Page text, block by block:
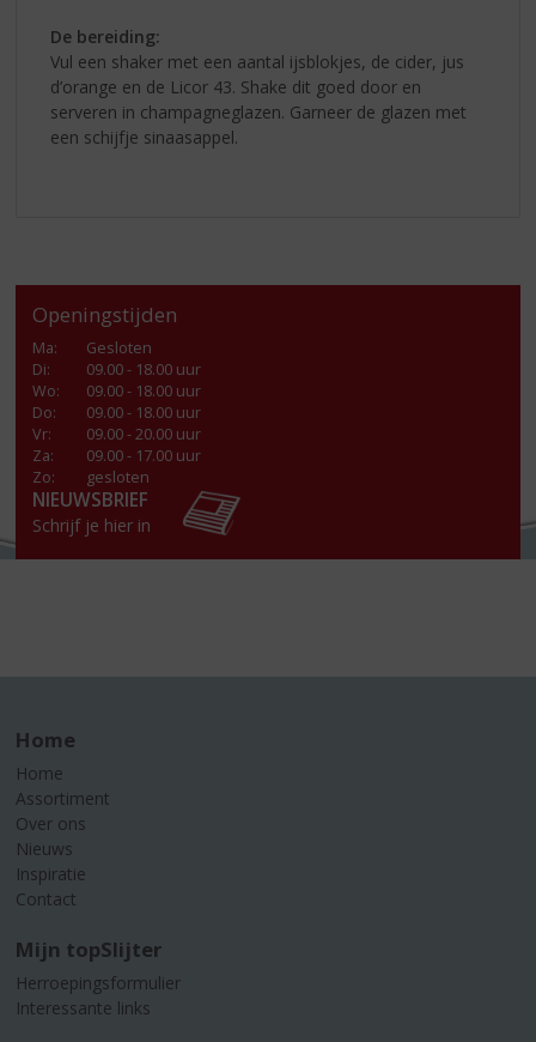
De bereiding:
Vul een shaker met een aantal ijsblokjes, de cider, jus
d’orange en de Licor 43. Shake dit goed door en
serveren in champagneglazen. Garneer de glazen met
een schijfje sinaasappel.
Openingstijden
Ma:
Gesloten
Di:
09.00 - 18.00 uur
Wo:
09.00 - 18.00 uur
Do:
09.00 - 18.00 uur
Vr:
09.00 - 20.00 uur
Za:
09.00 - 17.00 uur
Zo:
gesloten
NIEUWSBRIEF
Schrijf je hier in
Home
Home
Assortiment
Over ons
Nieuws
Inspiratie
Contact
Mijn topSlijter
Herroepingsformulier
Interessante links